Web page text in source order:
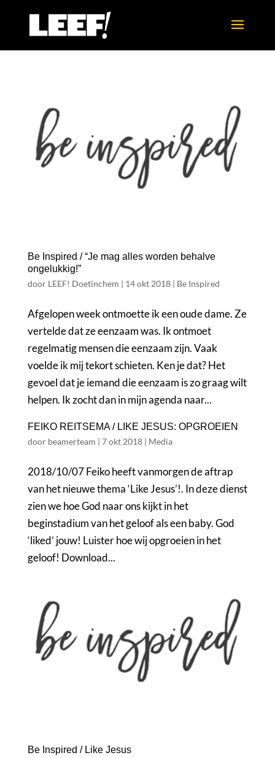
Be Inspired / “Je mag alles worden behalve
ongelukkig!”
door LEEF! Doetinchem | 14 okt 2018| Be Inspired
Afgelopen week ontmoette ik een oude dame. Ze
vertelde dat ze eenzaam was. Ik ontmoet
regelmatig mensen die eenzaam zijn. Vaak
voelde ik mij tekort schieten. Ken je dat? Het
gevoel dat je iemand die eenzaam is zo graag wilt
helpen. Ik zocht dan in mijn agenda naar...
FEIKO REITSEMA / LIKE JESUS: OPGROEIEN
door beamerteam | 7 okt 2018| Media
2018/10/07 Feiko heeft vanmorgen de aftrap
van het nieuwe thema ‘Like Jesus’!. In deze dienst
zien we hoe God naar ons kijkt in het
beginstadium van het geloof als een baby. God
‘liked’ jouw! Luister hoe wij opgroeien in het
geloof! Download...
Be Inspired / Like Jesus